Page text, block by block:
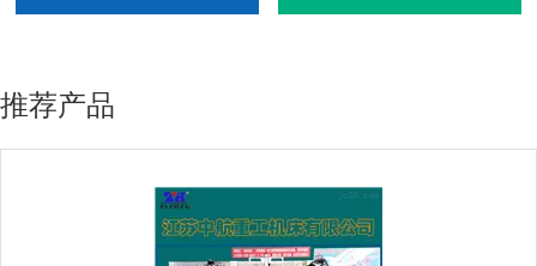
推荐产品